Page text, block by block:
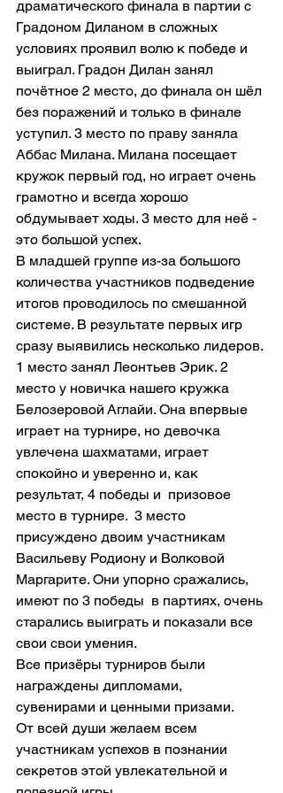
драматического финала в партии с
Градоном Диланом в сложных
условиях проявил волю к победе и
выиграл. Градон Дилан занял
почётное 2 место, до финала он шёл
без поражений и только в финале
уступил. 3 место по праву заняла
Аббас Милана. Милана посещает
кружок первый год, но играет очень
грамотно и всегда хорошо
обдумывает ходы. 3 место для неё -
это большой успех.
В младшей группе из-за большого
количества участников подведение
итогов проводилось по смешанной
системе. В результате первых игр
сразу выявились несколько лидеров.
1 место занял Леонтьев Эрик. 2
место у новичка нашего кружка
Белозеровой Аглайи. Она впервые
играет на турнире, но девочка
увлечена шахматами, играет
спокойно и уверенно и, как
результат, 4 победы и  призовое
место в турнире.  3 место
присуждено двоим участникам
Васильеву Родиону и Волковой
Маргарите. Они упорно сражались,
имеют по 3 победы  в партиях, очень
старались выиграть и показали все
свои свои умения.
Все призёры турниров были
награждены дипломами,
сувенирами и ценными призами.
От всей души желаем всем
участникам успехов в познании
секретов этой увлекательной и